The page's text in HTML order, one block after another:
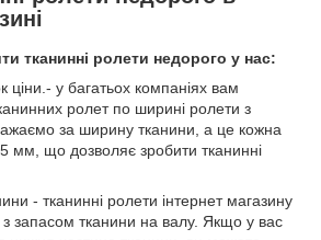
тканинні ролети недорого у нас:
ціни.- у багатьох компаніях вам
ролет по ширині ролети з
за ширину тканини, а це кожна
мм, що дозволяє зробити тканинні
- тканинні ролети інтернет магазину
запасом тканини на валу. Якщо у вас